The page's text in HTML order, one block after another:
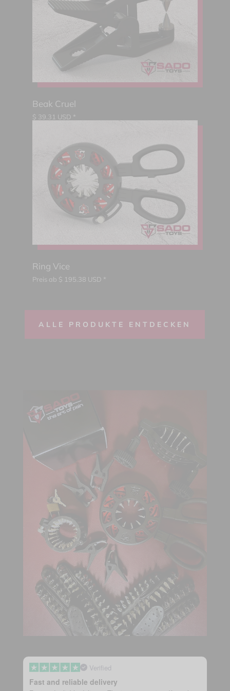
Beak Cruel
$ 39.31 USD *
Ring Vice
Preis ab $ 195.38 USD *
ALLE PRODUKTE ENTDECKEN
Verified
Fast and reliable delivery